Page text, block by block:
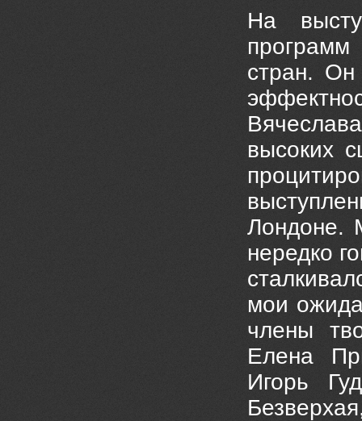
На
стран. Он
высоких
Лондоне.
нередко
мои
члены
Елена
Игорь